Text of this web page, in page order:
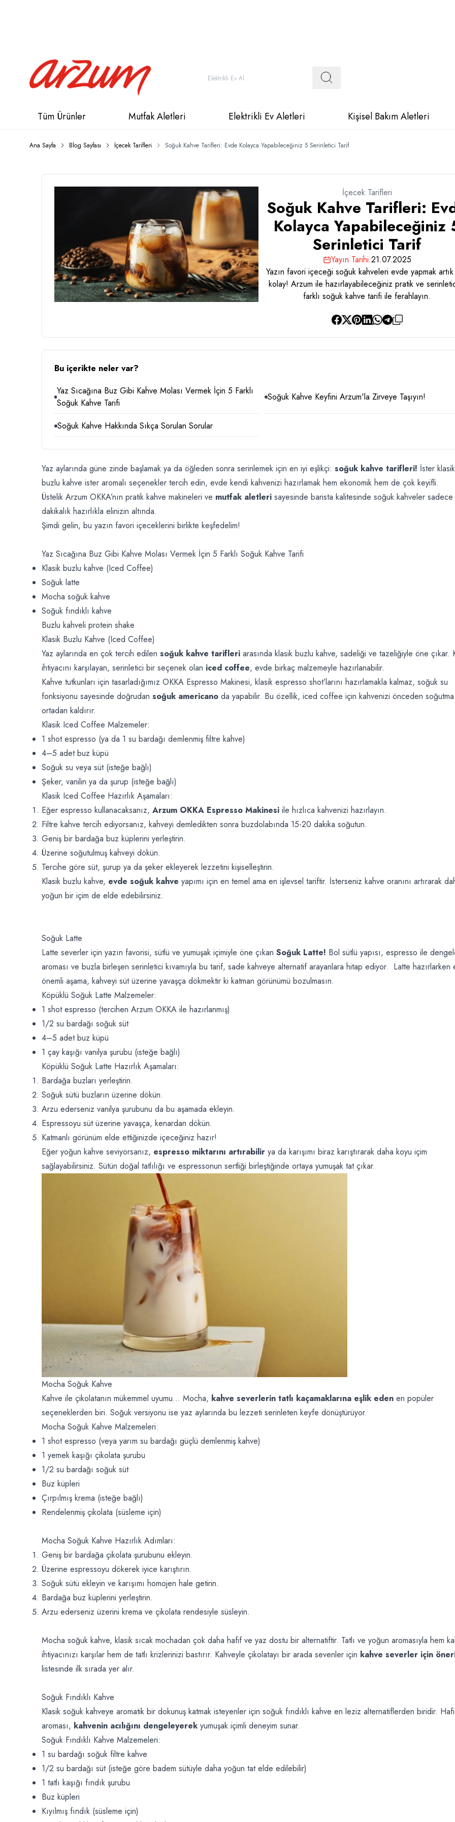
Tüm Ürünler Mutfak Aletleri Elektrikli Ev Aletleri Kişisel Bakım Aletleri
Ana Sayfa Blog Sayfası İçecek Tarifleri Soğuk Kahve Tarifleri: Evde Kolayca Yapabileceğiniz 5 Serinletici Tarif
İçecek Tarifleri
Soğuk Kahve Tarifleri:
Kolayca Yapabileceğiniz
Serinletici Tarif
Yayın Tarihi:21.07.2025
Yazın favori içeceği soğuk kahveleri evde yapmak
kolay! Arzum ile hazırlayabileceğiniz pratik ve
farklı soğuk kahve tarifi ile ferahlayın.
Bu içerikte neler var?
Yaz Sıcağına Buz Gibi Kahve Molası Vermek İçin 5 Farklı
Soğuk Kahve Tarifi
Soğuk Kahve Keyfini Arzum'la Zirveye Taşıyın!
Soğuk Kahve Hakkında Sıkça Sorulan Sorular
Yaz aylarında güne zinde başlamak ya da öğleden sonra serinlemek için en iyi eşlikçi: soğuk kahve tarifleri! İster
buzlu kahve ister aromalı seçenekler tercih edin, evde kendi kahvenizi hazırlamak hem ekonomik hem de çok keyifli.
Üstelik Arzum OKKA’nın pratik kahve makineleri ve mutfak aletleri sayesinde barista kalitesinde soğuk kahveler
dakikalık hazırlıkla elinizin altında.
Şimdi gelin, bu yazın favori içeceklerini birlikte keşfedelim!
Yaz Sıcağına Buz Gibi Kahve Molası Vermek İçin 5 Farklı Soğuk Kahve Tarifi
Klasik buzlu kahve (Iced Coffee)
Soğuk latte
Mocha soğuk kahve
Soğuk fındıklı kahve
Buzlu kahveli protein shake
Klasik Buzlu Kahve (Iced Coffee)
Yaz aylarında en çok tercih edilen soğuk kahve tarifleri arasında klasik buzlu kahve, sadeliği ve tazeliğiyle öne çıkar.
ihtiyacını karşılayan, serinletici bir seçenek olan iced coffee, evde birkaç malzemeyle hazırlanabilir.
Kahve tutkunları için tasarladığımız OKKA Espresso Makinesi, klasik espresso shot’larını hazırlamakla kalmaz, soğuk su
fonksiyonu sayesinde doğrudan soğuk americano da yapabilir. Bu özellik, iced coffee için kahvenizi önceden
ortadan kaldırır.
Klasik Iced Coffee Malzemeler:
1 shot espresso (ya da 1 su bardağı demlenmiş filtre kahve)
4–5 adet buz küpü
Soğuk su veya süt (isteğe bağlı)
Şeker, vanilin ya da şurup (isteğe bağlı)
Klasik Iced Coffee Hazırlık Aşamaları:
Eğer espresso kullanacaksanız, Arzum OKKA Espresso Makinesi ile hızlıca kahvenizi hazırlayın.
Filtre kahve tercih ediyorsanız, kahveyi demledikten sonra buzdolabında 15-20 dakika soğutun.
Geniş bir bardağa buz küplerini yerleştirin.
Üzerine soğutulmuş kahveyi dökün.
Tercihe göre süt, şurup ya da şeker ekleyerek lezzetini kişiselleştirin.
Klasik buzlu kahve, evde soğuk kahve yapımı için en temel ama en işlevsel tariftir. İsterseniz kahve oranını artırarak
yoğun bir içim de elde edebilirsiniz.
Soğuk Latte
Latte severler için yazın favorisi, sütlü ve yumuşak içimiyle öne çıkan Soğuk Latte! Bol sütlü yapısı, espresso ile
aroması ve buzla birleşen serinletici kıvamıyla bu tarif, sade kahveye alternatif arayanlara hitap ediyor. Latte hazırlarken
önemli aşama, kahveyi süt üzerine yavaşça dökmektir ki katman görünümü bozulmasın.
Köpüklü Soğuk Latte Malzemeler:
1 shot espresso (tercihen Arzum OKKA ile hazırlanmış)
1/2 su bardağı soğuk süt
4–5 adet buz küpü
1 çay kaşığı vanilya şurubu (isteğe bağlı)
Köpüklü Soğuk Latte Hazırlık Aşamaları:
Bardağa buzları yerleştirin.
Soğuk sütü buzların üzerine dökün.
Arzu ederseniz vanilya şurubunu da bu aşamada ekleyin.
Espressoyu süt üzerine yavaşça, kenardan dökün.
Katmanlı görünüm elde ettiğinizde içeceğiniz hazır!
Eğer yoğun kahve seviyorsanız, espresso miktarını artırabilir ya da karışımı biraz karıştırarak daha koyu içim
sağlayabilirsiniz. Sütün doğal tatlılığı ve espressonun sertliği birleştiğinde ortaya yumuşak tat çıkar.
Mocha Soğuk Kahve
Kahve ile çikolatanın mükemmel uyumu… Mocha, kahve severlerin tatlı kaçamaklarına eşlik eden en popüler
seçeneklerden biri. Soğuk versiyonu ise yaz aylarında bu lezzeti serinleten keyfe dönüştürüyor.
Mocha Soğuk Kahve Malzemeleri:
1 shot espresso (veya yarım su bardağı güçlü demlenmiş kahve)
1 yemek kaşığı çikolata şurubu
1/2 su bardağı soğuk süt
Buz küpleri
Çırpılmış krema (isteğe bağlı)
Rendelenmiş çikolata (süsleme için)
Mocha Soğuk Kahve Hazırlık Adımları:
Geniş bir bardağa çikolata şurubunu ekleyin.
Üzerine espressoyu dökerek iyice karıştırın.
Soğuk sütü ekleyin ve karışımı homojen hale getirin.
Bardağa buz küplerini yerleştirin.
Arzu ederseniz üzerini krema ve çikolata rendesiyle süsleyin.
Mocha soğuk kahve, klasik sıcak mochadan çok daha hafif ve yaz dostu bir alternatiftir. Tatlı ve yoğun aromasıyla hem
ihtiyacınızı karşılar hem de tatlı krizlerinizi bastırır. Kahveyle çikolatayı bir arada sevenler için kahve severler için
listesinde ilk sırada yer alır.
Soğuk Fındıklı Kahve
Klasik soğuk kahveye aromatik bir dokunuş katmak isteyenler için soğuk fındıklı kahve en leziz alternatiflerden biridir.
aroması, kahvenin acılığını dengeleyerek yumuşak içimli deneyim sunar.
Soğuk Fındıklı Kahve Malzemeleri:
1 su bardağı soğuk filtre kahve
1/2 su bardağı süt (isteğe göre badem sütüyle daha yoğun tat elde edilebilir)
1 tatlı kaşığı fındık şurubu
Buz küpleri
Kıyılmış fındık (süsleme için)